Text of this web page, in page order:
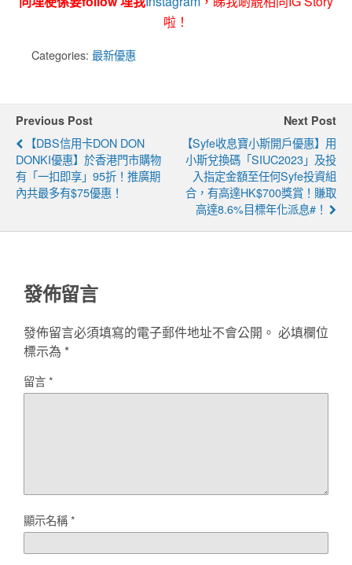
啦！
Categories: 最新優惠
Previous Post
【DBS信用卡DON DON
DONKI優惠】於香港門市購物
有「一扣即享」95折！推廣期
內共最多有$75優惠！
Next Post
【Syfe收息寶小斯開戶優惠】用
小斯兌換碼「SIUC2023」及投
入指定金額至任何Syfe投資組
合，有高達HK$700獎賞！賺取
高達8.6%目標年化派息#！
發佈留言
發佈留言必須填寫的電子郵件地址不會公開。 必填欄位
標示為 *
留言*
顯示名稱*